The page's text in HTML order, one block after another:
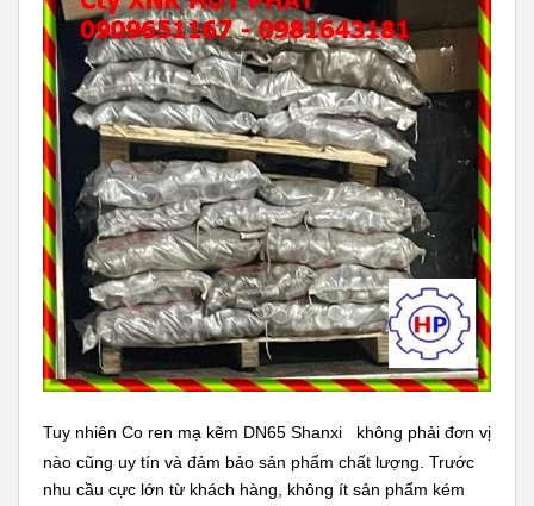
Tuy nhiên Co ren mạ kẽm DN65 Shanxi
không phải đơn vị
nào cũng uy tín và đảm bảo sản phẩm chất lượng. Trước
nhu cầu cực lớn từ khách hàng, không ít sản phẩm kém